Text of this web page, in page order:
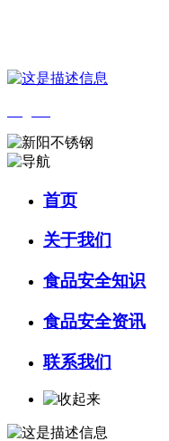
首页
关于我们
食品安全知识
食品安全资讯
联系我们